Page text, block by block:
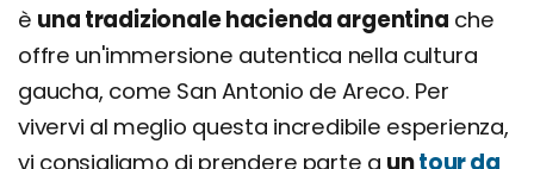
è una tradizionale hacienda argentina che
offre un'immersione autentica nella cultura
gaucha, come San Antonio de Areco. Per
vivervi al meglio questa incredibile esperienza,
vi consigliamo di prendere parte a untour da